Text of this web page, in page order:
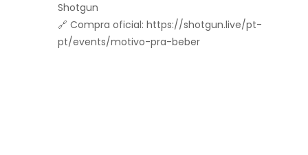
Shotgun
🔗 Compra oficial: https://shotgun.live/pt-
pt/events/motivo-pra-beber